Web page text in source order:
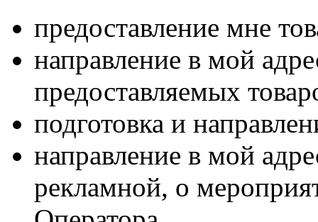
предоставление мне
направление в мой
предоставляемых
подготовка и
направление в мой
рекламной, о